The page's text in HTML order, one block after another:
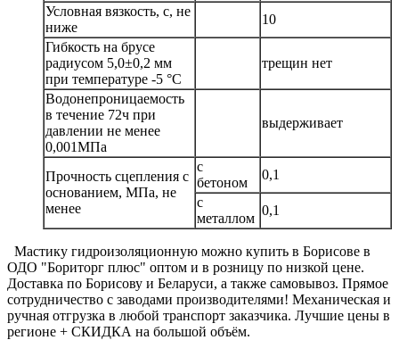
Условная вязкость, с, не
ниже
10
Гибкость на брусе
радиусом 5,0±0,2 мм
при температуре -5 °С
трещин нет
Водонепроницаемость
в течение 72ч при
давлении не менее
0,001МПа
выдерживает
Прочность сцепления с
основанием, МПа, не
менее
с
бетоном
0,1
с
металлом
0,1
Мастику гидроизоляционную можно купить в Борисове в
ОДО "Бориторг плюс" оптом и в розницу по низкой цене.
Доставка по Борисову и Беларуси, а также самовывоз. Прямое
сотрудничество с заводами производителями! Механическая и
ручная отгрузка в любой транспорт заказчика. Лучшие цены в
регионе + СКИДКА на большой объём.